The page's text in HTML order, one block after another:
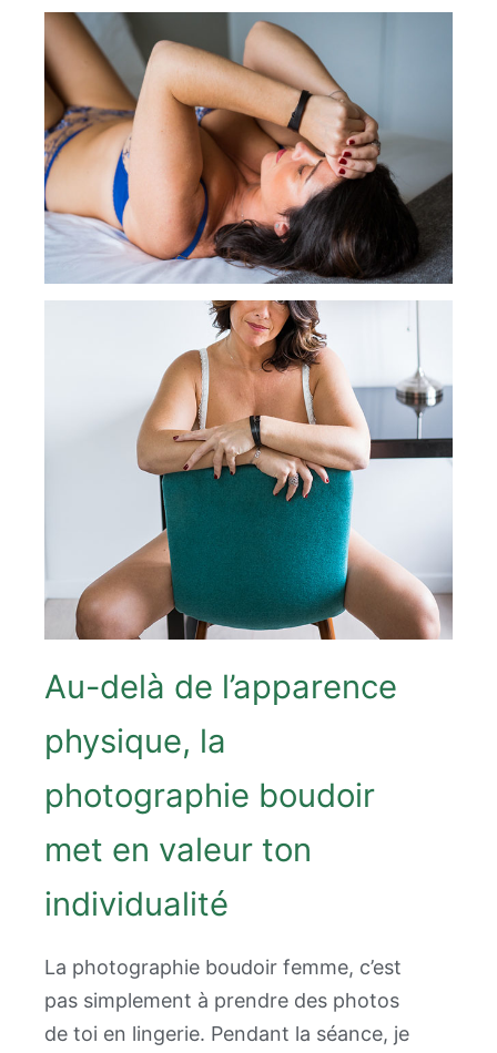
Au-delà de l’apparence
physique, la
photographie boudoir
met en valeur ton
individualité
La photographie boudoir femme, c’est
pas simplement à prendre des photos
de toi en lingerie. Pendant la séance, je